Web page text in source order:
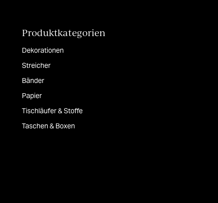
Produktkategorien
Dekorationen
Streicher
Bänder
Papier
Tischläufer & Stoffe
Taschen & Boxen